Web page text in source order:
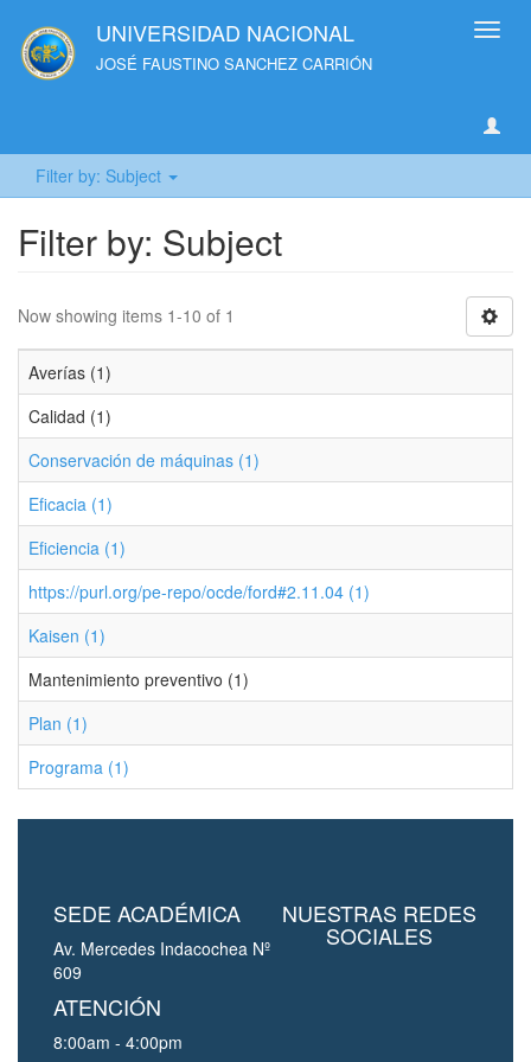
UNIVERSIDAD NACIONAL
JOSÉ FAUSTINO SANCHEZ CARRIÓN
Filter by: Subject
Filter by: Subject
Now showing items 1-10 of 1
Averías (1)
Calidad (1)
Conservación de máquinas (1)
Eficacia (1)
Eficiencia (1)
https://purl.org/pe-repo/ocde/ford#2.11.04 (1)
Kaisen (1)
Mantenimiento preventivo (1)
Plan (1)
Programa (1)
SEDE ACADÉMICA
Av. Mercedes Indacochea Nº
609
ATENCIÓN
8:00am - 4:00pm
NUESTRAS REDES
SOCIALES